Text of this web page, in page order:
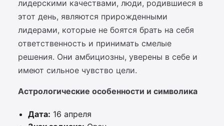
лидерскими качествами, люди, родившиеся в
этот день, являются прирожденными
лидерами, которые не боятся брать на себя
ответственность и принимать смелые
решения. Они амбициозны, уверены в себе и
имеют сильное чувство цели.
Астрологические особенности и символика
Дата: 16 апреля